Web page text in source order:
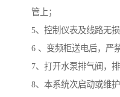
管上；
5、控制仪表及线路无损
6 、变频柜送电后，严
7、打开水泵排气阀，排
8、本系统次启动或维